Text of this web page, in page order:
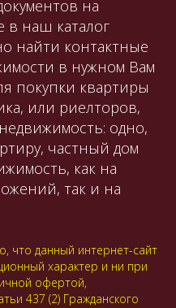
на
в наш каталог
найти контактные
в нужном Вам
покупки квартиры
или риелторов,
одно,
частный дом
как на
так и на
что данный интернет-сайт
характер и ни при
офертой,
437 (2) Гражданского